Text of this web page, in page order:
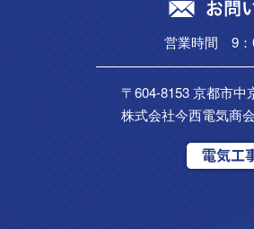
営業時間 9：
〒604-8153 京都市
株式会社今西電気商